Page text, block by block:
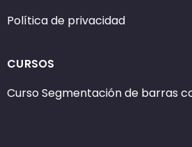
Política de privacidad
CURSOS
Curso Segmentación de barras